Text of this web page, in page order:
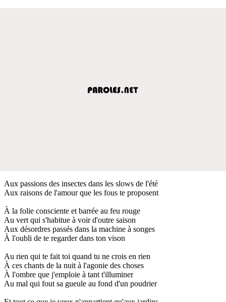
Aux passions des insectes dans les slows de l'été
Aux raisons de l'amour que les fous te proposent
À la folie consciente et barrée au feu rouge
Au vert qui s'habitue à voir d'outre saison
Aux désordres passés dans la machine à songes
À l'oubli de te regarder dans ton vison
Au rien qui te fait toi quand tu ne crois en rien
À ces chants de la nuit à l'agonie des choses
À l'ombre que j'emploie à tant t'illuminer
Au mal qui fout sa gueule au fond d'un poudrier